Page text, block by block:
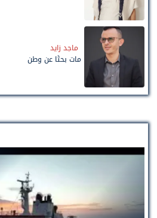
ماجد زايد
مات بحثًا عن وطن